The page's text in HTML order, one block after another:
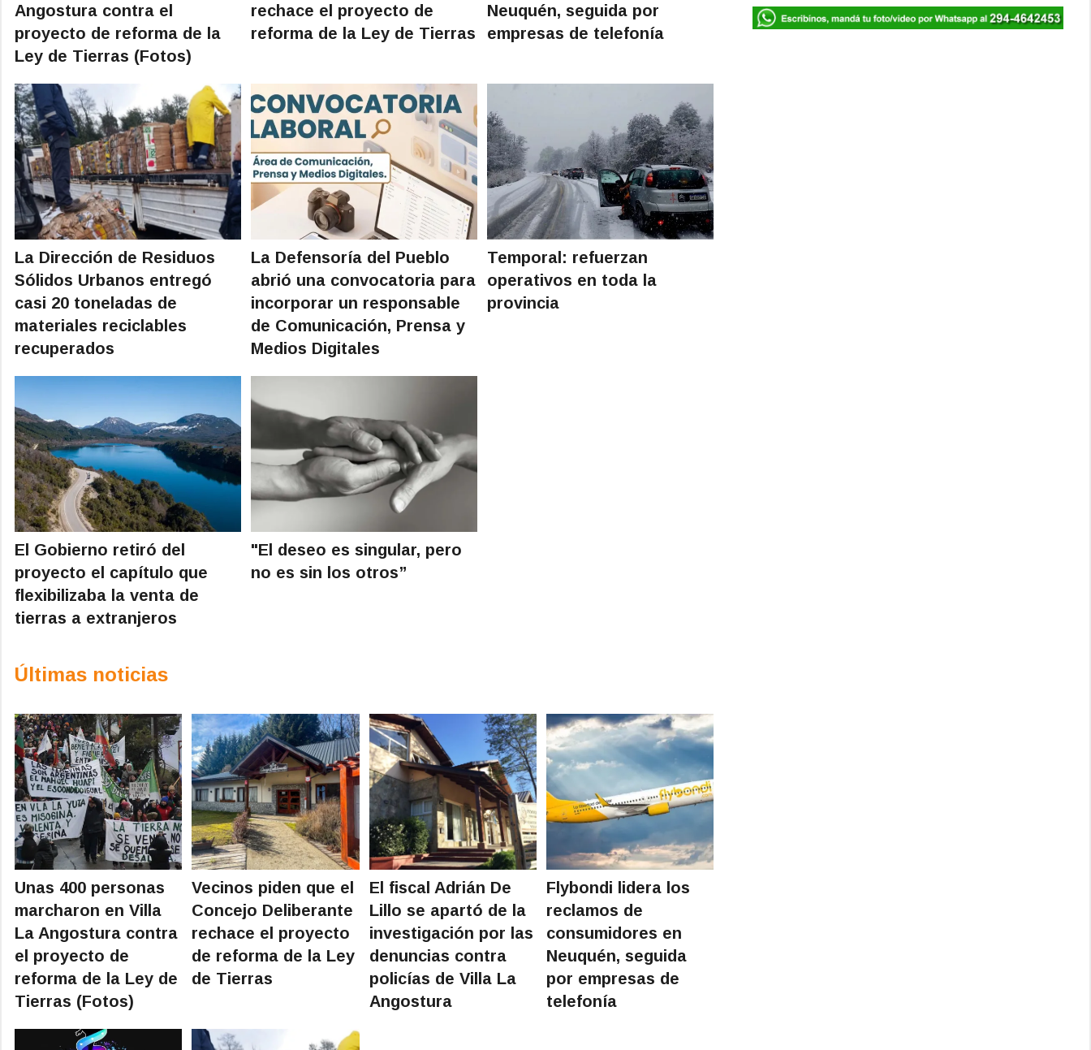
Angostura contra el
proyecto de reforma de la
Ley de Tierras (Fotos)
rechace el proyecto de
reforma de la Ley de Tierras
Neuquén, seguida por
empresas de telefonía
La Dirección de Residuos
Sólidos Urbanos entregó
casi 20 toneladas de
materiales reciclables
recuperados
La Defensoría del Pueblo
abrió una convocatoria para
incorporar un responsable
de Comunicación, Prensa y
Medios Digitales
Temporal: refuerzan
operativos en toda la
provincia
El Gobierno retiró del
proyecto el capítulo que
flexibilizaba la venta de
tierras a extranjeros
"El deseo es singular, pero
no es sin los otros”
Últimas noticias
Unas 400 personas
marcharon en Villa
La Angostura contra
el proyecto de
reforma de la Ley de
Tierras (Fotos)
Vecinos piden que el
Concejo Deliberante
rechace el proyecto
de reforma de la Ley
de Tierras
El fiscal Adrián De
Lillo se apartó de la
investigación por las
denuncias contra
policías de Villa La
Angostura
Flybondi lidera los
reclamos de
consumidores en
Neuquén, seguida
por empresas de
telefonía